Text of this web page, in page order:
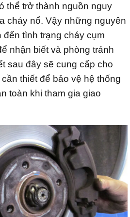
thể trở thành nguồn nguy
cháy nổ. Vậy những nguyên
đến tình trạng cháy cụm
nhận biết và phòng tránh
sau đây sẽ cung cấp cho
thiết để bảo vệ hệ thống
toàn khi tham gia giao